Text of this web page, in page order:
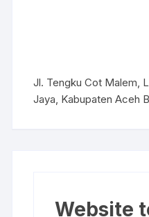
Jl. Tengku Cot Malem,
Jaya, Kabupaten Aceh
Website